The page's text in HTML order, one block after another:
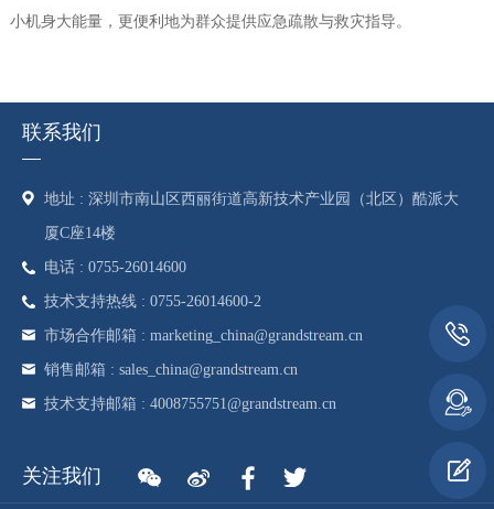
小机身大能量，更便利地为群众提供应急疏散与救灾指导。
联系我们
地址 : 深圳市南山区西丽街道高新技术产业园（北区）酷派大
厦C座14楼
电话 : 0755-26014600
技术支持热线 : 0755-26014600-2
市场合作邮箱 : marketing_china@grandstream.cn
销售邮箱 : sales_china@grandstream.cn
技术支持邮箱 : 4008755751@grandstream.cn
关注我们